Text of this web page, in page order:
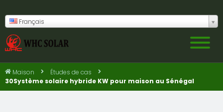
Français
Maison
Études de cas
30Système solaire hybride KW pour maison au Sénégal